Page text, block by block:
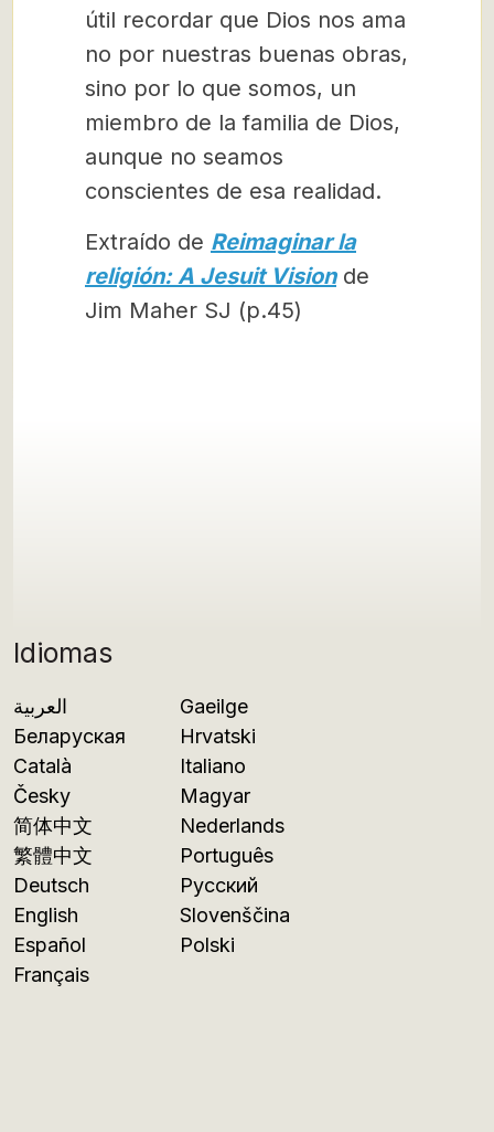
Idiomas
العربية
Беларуская
Català
Česky
简体中文
繁體中文
Deutsch
English
Español
Français
Gaeilge
Hrvatski
Italiano
Magyar
Nederlands
Português
Русский
Slovenščina
Polski
útil recordar que Dios nos ama
no por nuestras buenas obras,
sino por lo que somos, un
miembro de la familia de Dios,
aunque no seamos
conscientes de esa realidad.
Extraído de Reimaginar la
religión: A Jesuit Visionde
Jim Maher SJ (p.45)